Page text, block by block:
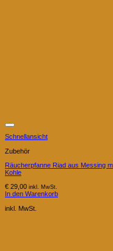
Schnellansicht
Zubehör
Räucherpfanne Riad aus Messing
Kohle
€ 29,00 inkl. MwSt.
In den Warenkorb
inkl. MwSt.